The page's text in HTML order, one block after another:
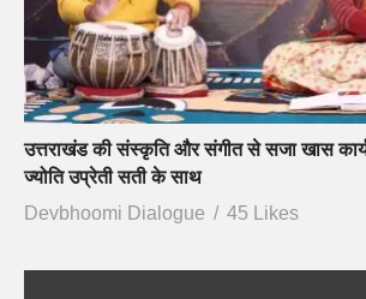
उत्तराखंड की संस्कृति और संगीत से सजा खास
ज्योति उप्रेती सती के साथ
Devbhoomi Dialogue
45 Likes